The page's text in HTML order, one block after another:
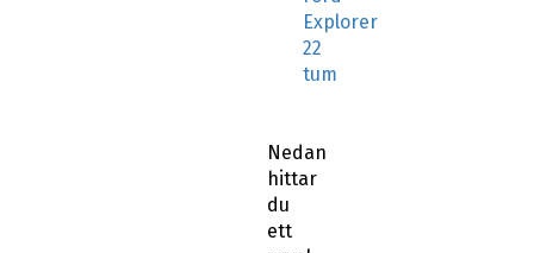
Explorer
22
tum
Nedan
hittar
du
ett